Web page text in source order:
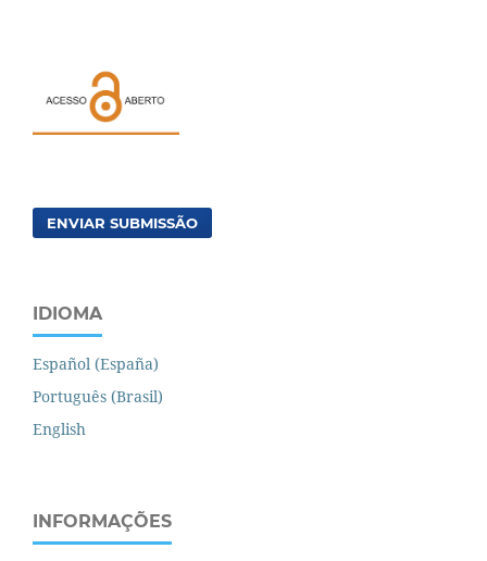
ENVIAR SUBMISSÃO
IDIOMA
Español (España)
Português (Brasil)
English
INFORMAÇÕES